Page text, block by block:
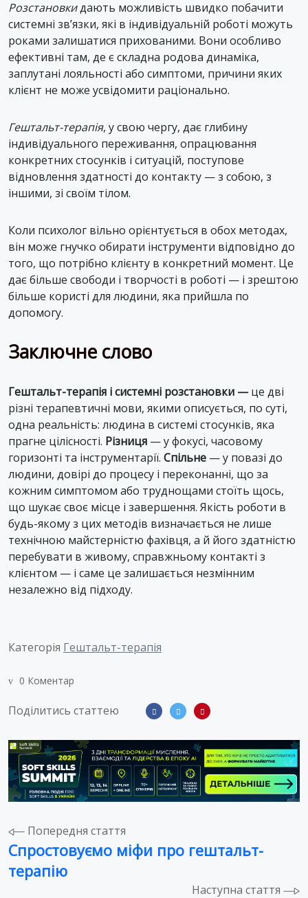
Розстановкидають можливість швидко побачити
системні зв’язки, які в індивідуальній роботі можуть
роками залишатися прихованими. Вони особливо
ефективні там, де є складна родова динаміка,
заплутані лояльності або симптоми, причини яких
клієнт не може усвідомити раціонально.
Гештальт-терапія, у свою чергу, дає глибину
індивідуального переживання, опрацювання
конкретних стосунків і ситуацій, поступове
відновлення здатності до контакту — з собою, з
іншими, зі своїм тілом.
Коли психолог вільно орієнтується в обох методах,
він може гнучко обирати інструменти відповідно до
того, що потрібно клієнту в конкретний момент. Це
дає більше свободи і творчості в роботі — і зрештою
більше користі для людини, яка прийшла по
допомогу.
Заключне слово
Гештальт-терапія і системні розстановки —це дві
різні терапевтичні мови, якими описується, по суті,
одна реальність: людина в системі стосунків, яка
прагне цілісності. Різниця — у фокусі, часовому
горизонті та інструментарії. Спільне — у повазі до
людини, довірі до процесу і переконанні, що за
кожним симптомом або труднощами стоїть щось,
що шукає своє місце і завершення. Якість роботи в
будь-якому з цих методів визначається не лише
технічною майстерністю фахівця, а й його здатністю
перебувати в живому, справжньому контакті з
клієнтом — і саме це залишається незмінним
незалежно від підходу.
Категорія Гештальт-терапія
0 Коментар
Поділитись статтею
Навігація
записів
Попередня стаття
Спростовуємо міфи про гештальт-
терапію
Наступна стаття